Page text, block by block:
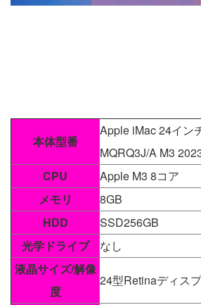
本体型番
Apple iMac 24イン
MQRQ3J/A M3
CPU
Apple M3 8コア
メモリ
8GB
HDD
SSD256GB
光学ドライブ
なし
液晶サイズ/解像
度
24型Retinaディス